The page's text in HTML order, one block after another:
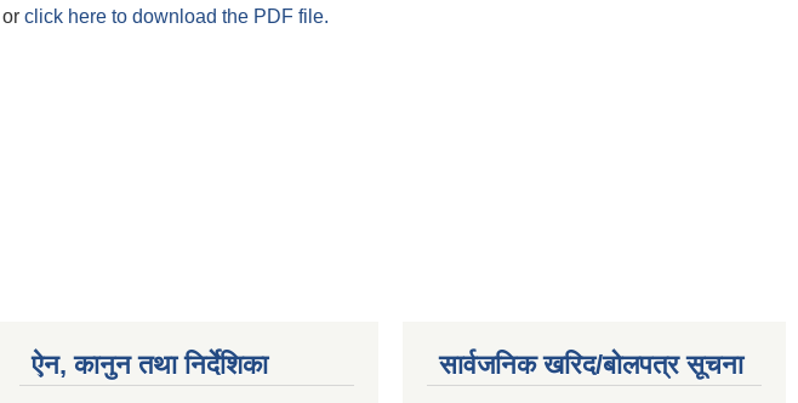
or click here to download the PDF file.
ऐन, कानुन तथा निर्देशिका सार्वजनिक खरिद/बोलपत्र सूचना